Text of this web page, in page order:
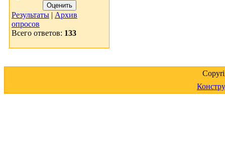
Результаты | Архив
опросов
Всего ответов: 133